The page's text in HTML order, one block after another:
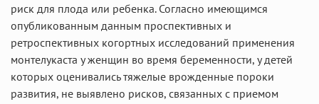
риск для плода или ребенка. Согласно имеющимся
опубликованным данным проспективных и
ретроспективных когортных исследований применения
монтелукаста у женщин во время беременности, у детей
которых оценивались тяжелые врожденные пороки
развития, не выявлено рисков, связанных с приемом